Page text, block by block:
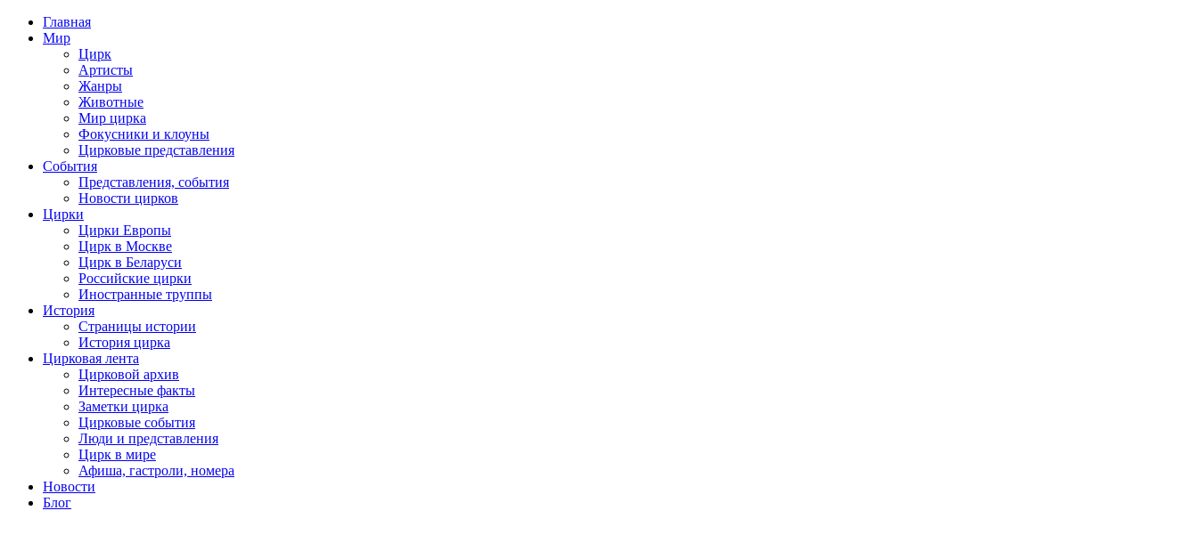
Главная
Мир
Цирк
Артисты
Жанры
Животные
Мир цирка
Фокусники и клоуны
Цирковые представления
События
Представления, события
Новости цирков
Цирки
Цирки Европы
Цирк в Москве
Цирк в Беларуси
Российские цирки
Иностранные труппы
История
Страницы истории
История цирка
Цирковая лента
Цирковой архив
Интересные факты
Заметки цирка
Цирковые события
Люди и представления
Цирк в мире
Афиша, гастроли, номера
Новости
Блог